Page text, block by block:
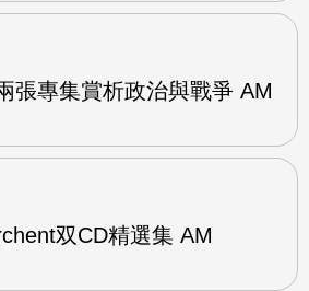
張專集賞析政治與戰爭 AM
双CD精選集 AM